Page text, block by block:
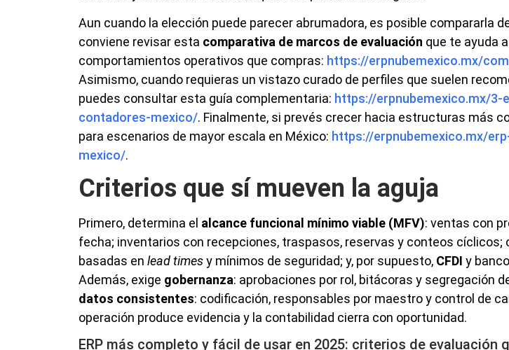
Aun cuando la elección puede parecer abrumadora, es posible compararla
conviene revisar esta comparativa de marcos de evaluación que te ayuda
comportamientos operativos que compras: https://erpnubemexico.mx/
Asimismo, cuando requieras un vistazo curado de perfiles que suelen
puedes consultar esta guía complementaria: https://erpnubemexico.mx/3-
contadores-mexico/. Finalmente, si prevés crecer hacia estructuras más
para escenarios de mayor escala en México: https://erpnubemexico.mx/
mexico/.
Criterios que sí mueven la aguja
Primero, determina el alcance funcional mínimo viable (MFV): ventas con
fecha; inventarios con recepciones, traspasos, reservas y conteos
basadas en lead timesy mínimos de seguridad; y, por supuesto, CFDI y
Además, exige gobernanza: aprobaciones por rol, bitácoras y segregación
datos consistentes: codificación, responsables por maestro y control de
operación produce evidencia y la contabilidad cierra con oportunidad.
ERP más completo y fácil de usar en 2025: criterios de evaluación